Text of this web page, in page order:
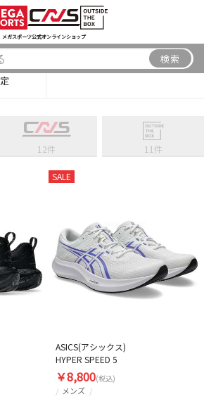
メガスポーツ公式オンラインショップ
検索
トドア
ら探す
ブランド
から探す
検索
12件 11 件
SALE
メンズ
ASICS(アシックス)
HYPER SPEED 5
￥8,800(税込)